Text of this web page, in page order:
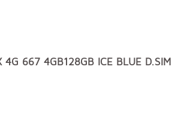
667 4GB128GB ICE BLUE